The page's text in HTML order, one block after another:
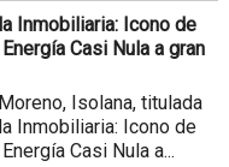
Inmobiliaria: Icono de
Casi Nula a gran
Isolana, titulada
Inmobiliaria: Icono de
Casi Nula a...